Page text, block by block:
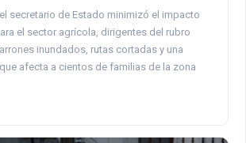
secretario de Estado minimizó el impacto
el sector agrícola, dirigentes del rubro
inundados, rutas cortadas y una
afecta a cientos de familias de la zona